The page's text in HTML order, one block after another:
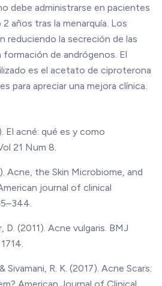
debe administrarse en pacientes
años tras la menarquía. Los
reduciendo la secreción de las
formación de andrógenos. El
es el acetato de ciproterona
para apreciar una mejora clínica.
El acné: qué es y como
21 Num 8.
Acne, the Skin Microbiome, and
journal of clinical
D. (2011). Acne vulgaris. BMJ
Sivamani, R. K. (2017). Acne Scars: